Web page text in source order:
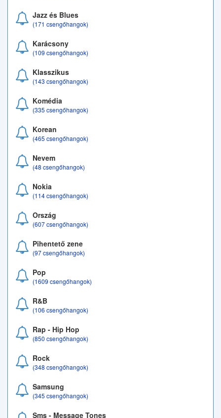
Jazz és Blues
(171 csengőhangok)
Karácsony
(109 csengőhangok)
Klasszikus
(143 csengőhangok)
Komédia
(335 csengőhangok)
Korean
(465 csengőhangok)
Nevem
(48 csengőhangok)
Nokia
(114 csengőhangok)
Ország
(607 csengőhangok)
Pihentető zene
(97 csengőhangok)
Pop
(1609 csengőhangok)
R&B
(106 csengőhangok)
Rap - Hip Hop
(850 csengőhangok)
Rock
(348 csengőhangok)
Samsung
(345 csengőhangok)
Sms - Message Tones